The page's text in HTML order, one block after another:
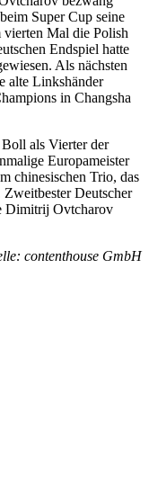
Super Cup seine
vierten Mal die Polish
Endspiel hatte
Als nächsten
alte Linkshänder
in Changsha
als Vierter der
Europameister
chinesischen Trio, das
Deutscher
Dimitrij Ovtcharov
contenthouse GmbH